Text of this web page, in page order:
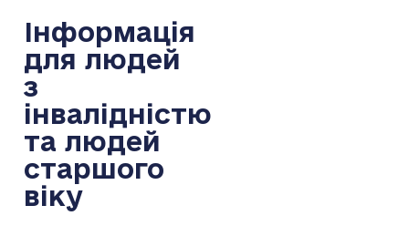
Інформація
для людей
з
інвалідністю
та людей
старшого
віку